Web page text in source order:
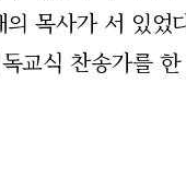
목사가 서 있었
교식 찬송가를 한